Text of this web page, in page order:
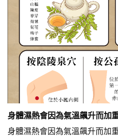
身體濕熱會因為氣溫飆升而加
身體濕熱會因為氣溫飆升而加